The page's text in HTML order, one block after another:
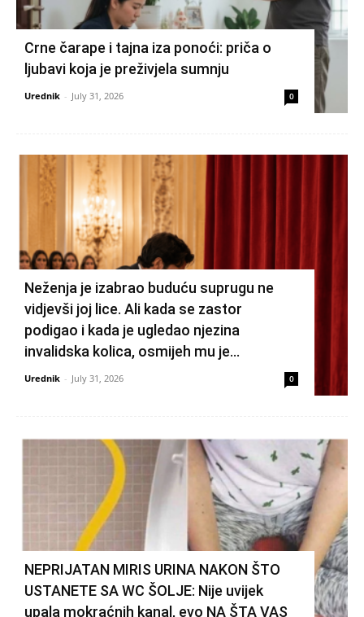
Crne čarape i tajna iza ponoći: priča o
ljubavi koja je preživjela sumnju
Urednik - July 31, 2026 0
Neženja je izabrao buduću suprugu ne
vidjevši joj lice. Ali kada se zastor
podigao i kada je ugledao njezina
invalidska kolica, osmijeh mu je...
Urednik - July 31, 2026 0
NEPRIJATAN MIRIS URINA NAKON ŠTO
USTANETE SA WC ŠOLJE: Nije uvijek
upala mokraćnih kanal, evo NA ŠTA VAS